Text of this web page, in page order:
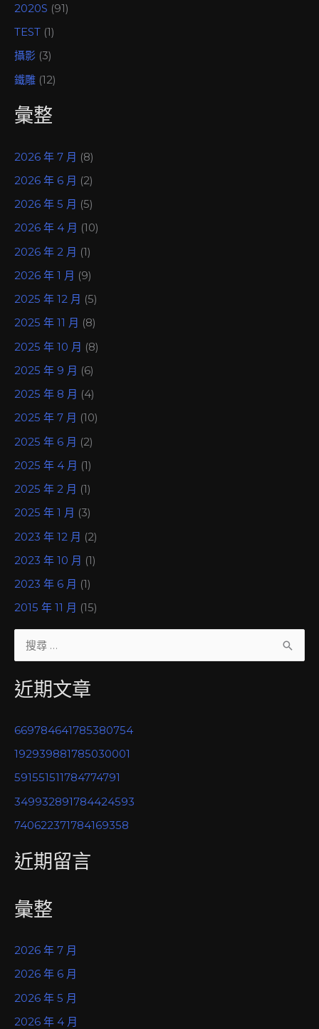
2020S (91)
TEST (1)
攝影 (3)
鐵雕 (12)
彙整
2026 年 7 月 (8)
2026 年 6 月 (2)
2026 年 5 月 (5)
2026 年 4 月 (10)
2026 年 2 月 (1)
2026 年 1 月 (9)
2025 年 12 月 (5)
2025 年 11 月 (8)
2025 年 10 月 (8)
2025 年 9 月 (6)
2025 年 8 月 (4)
2025 年 7 月 (10)
2025 年 6 月 (2)
2025 年 4 月 (1)
2025 年 2 月 (1)
2025 年 1 月 (3)
2023 年 12 月 (2)
2023 年 10 月 (1)
2023 年 6 月 (1)
2015 年 11 月 (15)
關
字
:
近期文章
669784641785380754
192939881785030001
591551511784774791
349932891784424593
740622371784169358
近期留言
彙整
2026 年 7 月
2026 年 6 月
2026 年 5 月
2026 年 4 月